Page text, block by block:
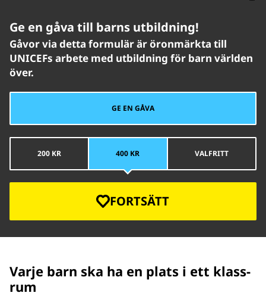
Ge en gåva till barns utbildning!
Gåvor via detta formulär är öronmärkta till
UNICEFs arbete med utbildning för barn världen
över.
GE EN GÅVA
200 KR 400 KR VALFRITT
FORTSÄTT
Varje barn ska ha en plats i ett klass­
rum